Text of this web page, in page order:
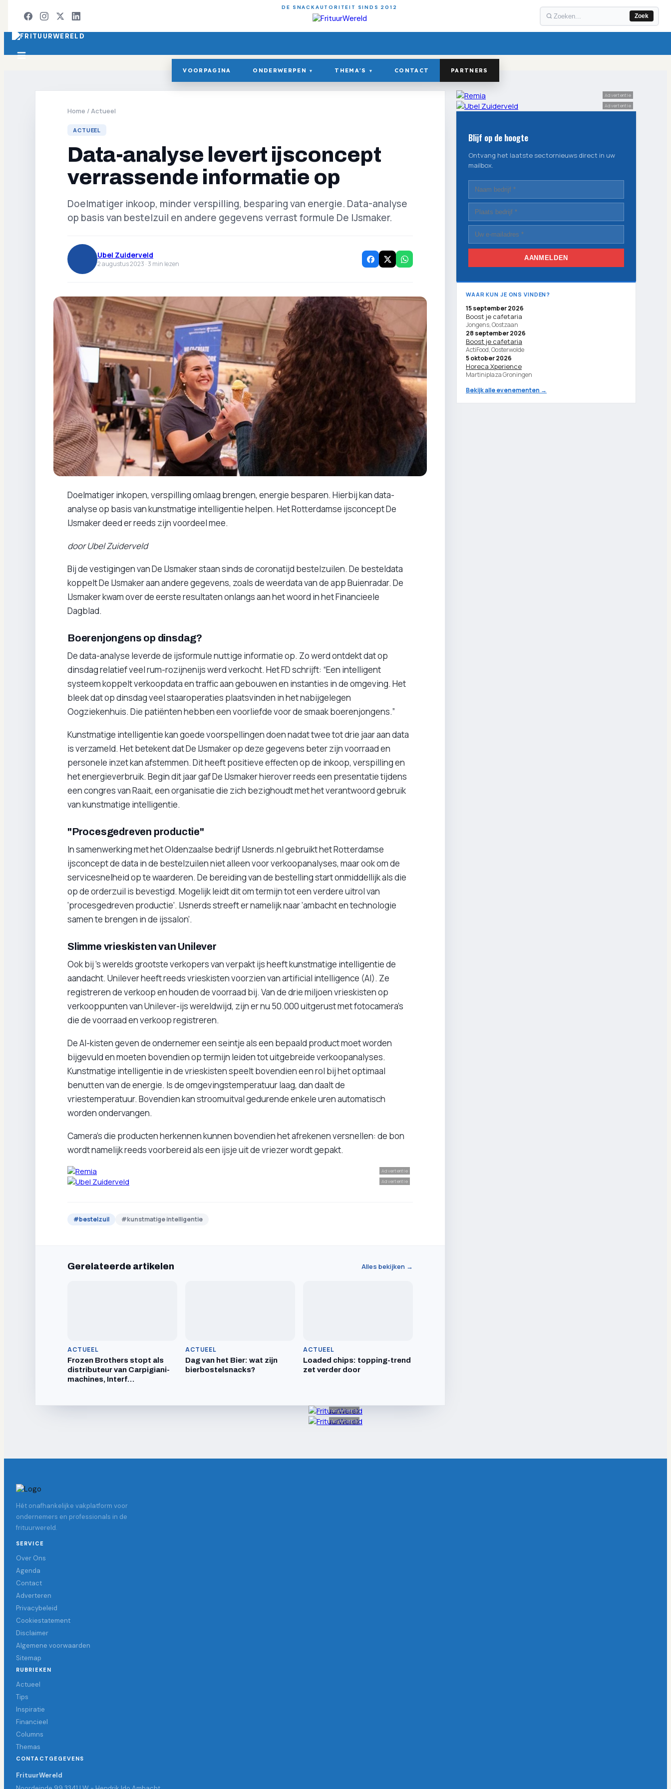
DE SNACKAUTORITEIT SINDS 2012
Zoek
VOORPAGINA ONDERWERPEN ▾ THEMA'S ▾ CONTACT PARTNERS
Home /Actueel
ACTUEEL
Data-analyse levert ijsconcept
verrassende informatie op
Doelmatiger inkoop, minder verspilling, besparing van energie. Data-analyse
op basis van bestelzuil en andere gegevens verrast formule De IJsmaker.
Ubel Zuiderveld
2 augustus 2023 ·3 min lezen
Doelmatiger inkopen, verspilling omlaag brengen, energie besparen. Hierbij kan data-
analyse op basis van kunstmatige intelligentie helpen. Het Rotterdamse ijsconcept De
IJsmaker deed er reeds zijn voordeel mee.
door Ubel Zuiderveld
Bij de vestigingen van De IJsmaker staan sinds de coronatijd bestelzuilen. De besteldata
koppelt De IJsmaker aan andere gegevens, zoals de weerdata van de app Buienradar. De
IJsmaker kwam over de eerste resultaten onlangs aan het woord in het Financieele
Dagblad.
Boerenjongens op dinsdag?
De data-analyse leverde de ijsformule nuttige informatie op. Zo werd ontdekt dat op
dinsdag relatief veel rum-rozijnenijs werd verkocht. Het FD schrijft: “Een intelligent
systeem koppelt verkoopdata en traffic aan gebouwen en instanties in de omgeving. Het
bleek dat op dinsdag veel staaroperaties plaatsvinden in het nabijgelegen
Oogziekenhuis. Die patiënten hebben een voorliefde voor de smaak boerenjongens.”
Kunstmatige intelligentie kan goede voorspellingen doen nadat twee tot drie jaar aan data
is verzameld. Het betekent dat De IJsmaker op deze gegevens beter zijn voorraad en
personele inzet kan afstemmen. Dit heeft positieve effecten op de inkoop, verspilling en
het energieverbruik. Begin dit jaar gaf De IJsmaker hierover reeds een presentatie tijdens
een congres van Raait, een organisatie die zich bezighoudt met het verantwoord gebruik
van kunstmatige intelligentie.
"Procesgedreven productie"
In samenwerking met het Oldenzaalse bedrijf IJsnerds.nl gebruikt het Rotterdamse
ijsconcept de data in de bestelzuilen niet alleen voor verkoopanalyses, maar ook om de
servicesnelheid op te waarderen. De bereiding van de bestelling start onmiddellijk als die
op de orderzuil is bevestigd. Mogelijk leidt dit om termijn tot een verdere uitrol van
‘procesgedreven productie’. IJsnerds streeft er namelijk naar ‘ambacht en technologie
samen te brengen in de ijssalon’.
Slimme vrieskisten van Unilever
Ook bij ’s werelds grootste verkopers van verpakt ijs heeft kunstmatige intelligentie de
aandacht. Unilever heeft reeds vrieskisten voorzien van artificial intelligence (AI). Ze
registreren de verkoop en houden de voorraad bij. Van de drie miljoen vrieskisten op
verkooppunten van Unilever-ijs wereldwijd, zijn er nu 50.000 uitgerust met fotocamera’s
die de voorraad en verkoop registreren.
De AI-kisten geven de ondernemer een seintje als een bepaald product moet worden
bijgevuld en moeten bovendien op termijn leiden tot uitgebreide verkoopanalyses.
Kunstmatige intelligentie in de vrieskisten speelt bovendien een rol bij het optimaal
benutten van de energie. Is de omgevingstemperatuur laag, dan daalt de
vriestemperatuur. Bovendien kan stroomuitval gedurende enkele uren automatisch
worden ondervangen.
Camera's die producten herkennen kunnen bovendien het afrekenen versnellen: de bon
wordt namelijk reeds voorbereid als een ijsje uit de vriezer wordt gepakt.
Advertentie
Advertentie
#bestelzuil #kunstmatige intelligentie
Gerelateerde artikelen Alles bekijken →
ACTUEEL
Frozen Brothers stopt als
distributeur van Carpigiani-
machines, Interf…
ACTUEEL
Dag van het Bier: wat zijn
bierbostelsnacks?
ACTUEEL
Loaded chips: topping-trend
zet verder door
Advertentie
Advertentie
Blijf op de hoogte
Ontvang het laatste sectornieuws direct in uw
mailbox.
AANMELDEN
WAAR KUN JE ONS VINDEN?
15 september 2026
Boost je cafetaria
Jongens, Oostzaan
28 september 2026
Boost je cafetaria
ActiFood, Oosterwolde
5 oktober 2026
Horeca Xperience
Martiniplaza Groningen
Bekijk alle evenementen →
Advertentie
Advertentie
Hét onafhankelijke vakplatform voor
ondernemers en professionals in de
frituurwereld.
SERVICE
Over Ons
Agenda
Contact
Adverteren
Privacybeleid
Cookiestatement
Disclaimer
Algemene voorwaarden
Sitemap
RUBRIEKEN
Actueel
Tips
Inspiratie
Financieel
Columns
Themas
CONTACTGEGEVENS
FrituurWereld